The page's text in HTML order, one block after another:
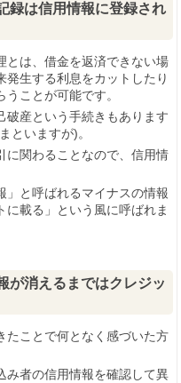
録は信用情報に登録され
とは、借金を返済できない場
生する利息をカットしたり
ことが可能です。
破産という手続きもあります
といますが)。
に関わることなので、信用情
」と呼ばれるマイナスの情報
載る」という風に呼ばれま
が消えるまではクレジッ
たことで何となく感づいた方
み者の信用情報を確認して異